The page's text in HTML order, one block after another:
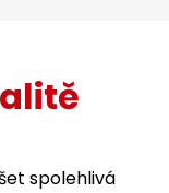
spolehlivá